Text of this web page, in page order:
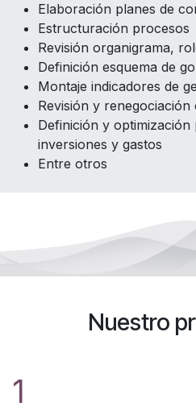
Elaboración planes de
Estructuración procesos
Revisión organigrama,
Definición esquema de
Montaje indicadores de
Revisión y
Definición y optimización
inversiones y gastos
Entre otros
Nuestro
1